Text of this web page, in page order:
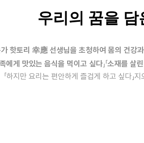
우리의 꿈을
핫토리 幸應 선생님을 초청하여 몸의 건강
에게 맛있는 음식을 먹이고 싶다」「소재를 살린
「하지만 요리는 편안하게 즐겁게 하고 싶다」